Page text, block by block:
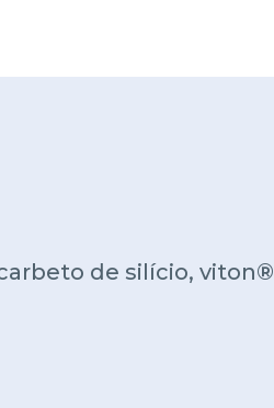
de silício,